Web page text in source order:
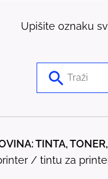
Upišite oznaku
TINTA,
/ tintu za